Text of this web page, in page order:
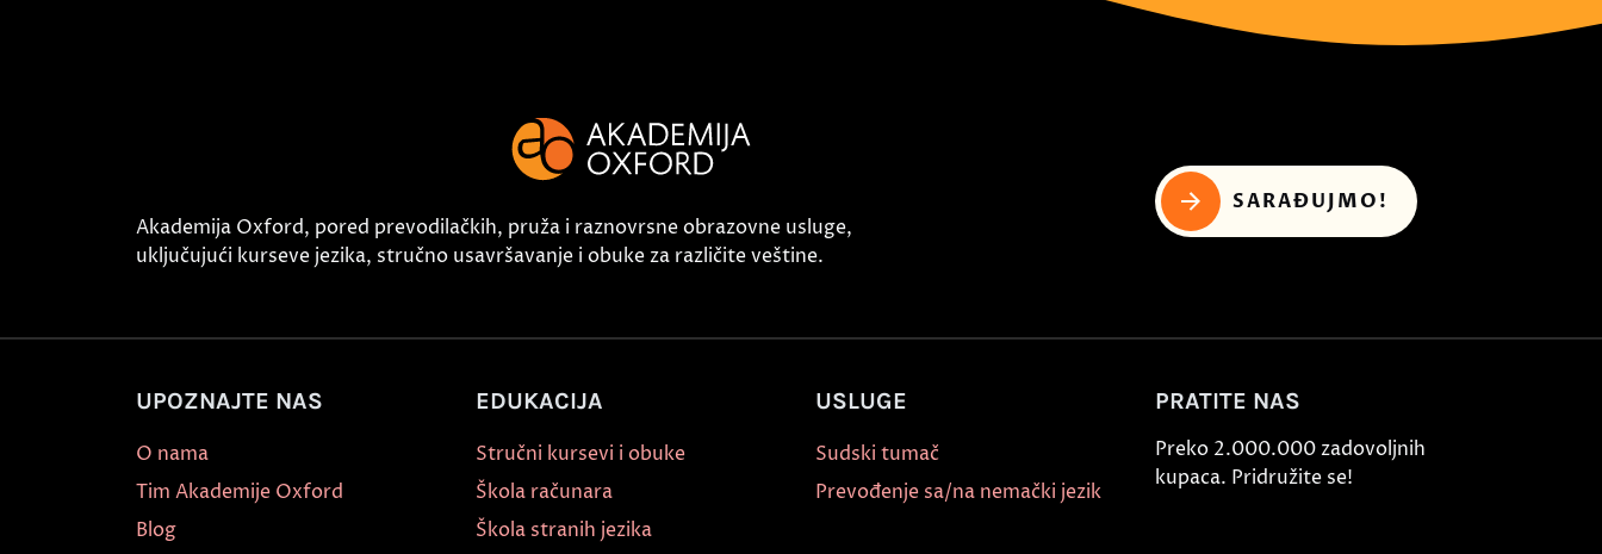
Akademija Oxford, pored prevodilačkih, pruža i raznovrsne obrazovne usluge,
uključujući kurseve jezika, stručno usavršavanje i obuke za različite veštine.
SARAĐUJMO!
UPOZNAJTE NAS
O nama
Tim Akademije Oxford
Blog
EDUKACIJA
Stručni kursevi i obuke
Škola računara
Škola stranih jezika
USLUGE
Sudski tumač
Prevođenje sa/na nemački jezik
PRATITE NAS
Preko 2.000.000 zadovoljnih
kupaca. Pridružite se!